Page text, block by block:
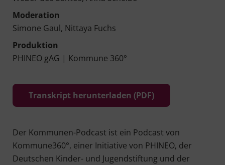
Mode­ra­ti­on
Simo­ne Gaul, Nitt­a­ya Fuchs
Pro­duk­ti­on
PHINEO gAG | Kom­mu­ne 360°
Transkript herunterladen (PDF)
Der Kommunen-Podcast ist ein Podcast von
Kommune360°, einer Initiative von PHINEO, der
Deutschen Kinder- und Jugendstiftung und der